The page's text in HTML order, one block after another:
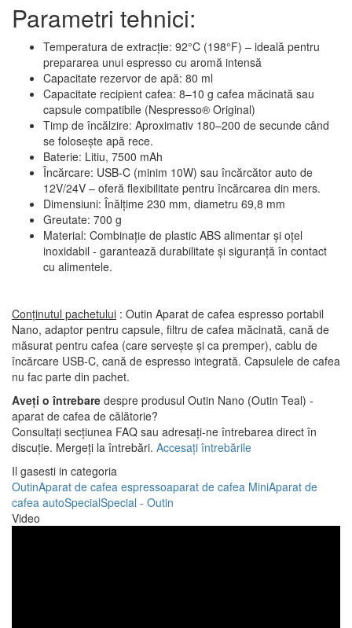
Parametri tehnici:
Temperatura de extracție: 92°C (198°F) – ideală pentru
prepararea unui espresso cu aromă intensă
Capacitate rezervor de apă: 80 ml
Capacitate recipient cafea: 8–10 g cafea măcinată sau
capsule compatibile (Nespresso® Original)
Timp de încălzire: Aproximativ 180–200 de secunde când
se folosește apă rece.
Baterie: Litiu, 7500 mAh
Încărcare: USB-C (minim 10W) sau încărcător auto de
12V/24V – oferă flexibilitate pentru încărcarea din mers.
Dimensiuni: Înălțime 230 mm, diametru 69,8 mm
Greutate: 700 g
Material: Combinație de plastic ABS alimentar și oțel
inoxidabil - garantează durabilitate și siguranță în contact
cu alimentele.
Conținutul pachetului : Outin Aparat de cafea espresso portabil
Nano, adaptor pentru capsule, filtru de cafea măcinată, cană de
măsurat pentru cafea (care servește și ca premper), cablu de
încărcare USB-C, cană de espresso integrată. Capsulele de cafea
nu fac parte din pachet.
Aveți o întrebare despre produsul Outin Nano (Outin Teal) -
aparat de cafea de călătorie?
Consultați secțiunea FAQ sau adresați-ne întrebarea direct în
discuție. Mergeți la întrebări. Accesați întrebările
Il gasesti in categoria
OutinAparat de cafea espressoaparat de cafea MiniAparat de
cafea autoSpecialSpecial - Outin
Video